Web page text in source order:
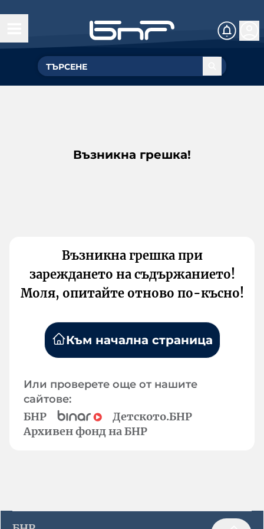
Възникна грешка!
Възникна грешка при
зареждането на съдържанието!
Моля, опитайте отново по-късно!
Към начална страница
Или проверете още от нашите
сайтове:
БНР
Детското.БНР
Архивен фонд на БНР